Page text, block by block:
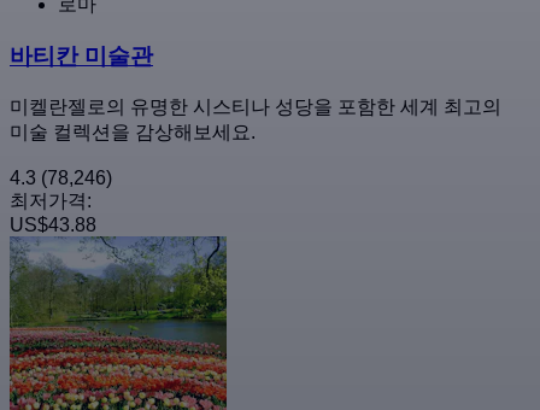
로마
바티칸 미술관
미켈란젤로의 유명한 시스티나 성당을 포함한 세계 최고의
미술 컬렉션을 감상해보세요.
4.3 (78,246)
최저가격:
US$43.88